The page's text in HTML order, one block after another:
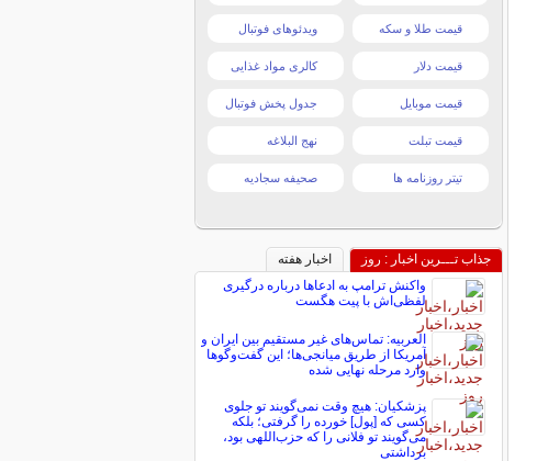
قیمت طلا و سکه ویدئوهای فوتبال
قیمت دلار کالری مواد غذایی
قیمت موبایل جدول پخش فوتبال
قیمت تبلت نهج البلاغه
تیتر روزنامه ها صحیفه سجادیه
جذاب تـــرین اخبار : روز
اخبار هفته
واکنش ترامپ به ادعاها درباره درگیری
لفظی‌اش با پیت هگست
العربیه: تماس‌های غیر مستقیم بین ایران و
آمریکا از طریق میانجی‌ها؛ این گفت‌و‌گو‌ها
وارد مرحله نهایی شده
پزشکیان: هیچ وقت نمی‌گویند تو جلوی
کسی که [پول] خورده را گرفتی؛ بلکه
می‌گویند تو فلانی را که حزب‌اللهی بود،
برداشتی